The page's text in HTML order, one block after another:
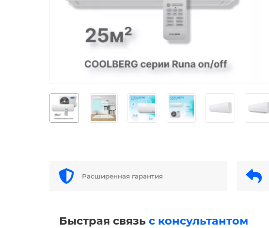
Расширенная гарантия
Быстрая связь с консультантом